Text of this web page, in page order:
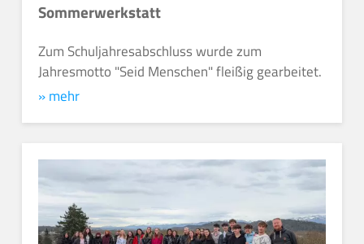
Sommerwerkstatt
Zum Schuljahresabschluss wurde zum
Jahresmotto "Seid Menschen" fleißig gearbeitet.
» mehr